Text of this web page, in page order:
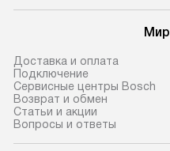
доставки доставит
прибор до двери или
Если необходимо
прибор до места
пожалуйста,
уточните это с
Доставка и оплата
Подключение
Сервисные центры Bosch
Возврат и обмен
Статьи и акции
Вопросы и ответы